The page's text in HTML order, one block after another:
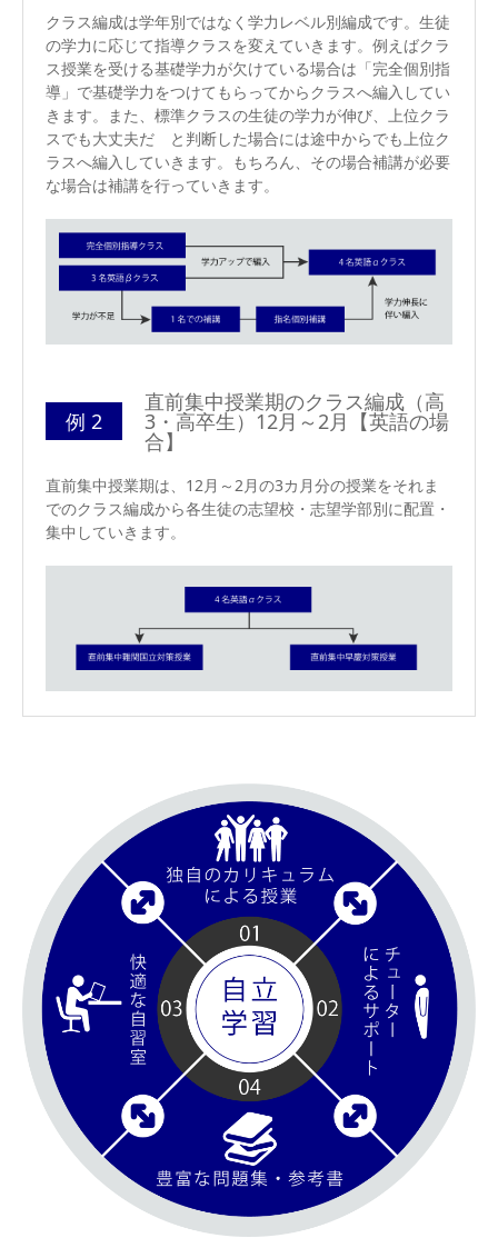
クラス編成は学年別ではなく学力レベル別編成です。生徒
の学力に応じて指導クラスを変えていきます。例えばクラ
ス授業を受ける基礎学力が欠けている場合は「完全個別指
導」で基礎学力をつけてもらってからクラスへ編入してい
きます。また、標準クラスの生徒の学力が伸び、上位クラ
スでも大丈夫だ と判断した場合には途中からでも上位ク
ラスへ編入していきます。もちろん、その場合補講が必要
な場合は補講を行っていきます。
例 2
直前集中授業期のクラス編成（高
3・高卒生）12月～2月【英語の場
合】
直前集中授業期は、12月～2月の3カ月分の授業をそれま
でのクラス編成から各生徒の志望校・志望学部別に配置・
集中していきます。